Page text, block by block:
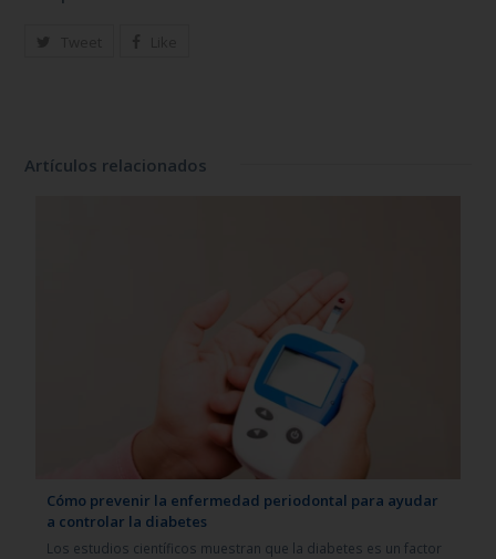
Artículos relacionados
Cómo prevenir la enfermedad periodontal para ayudar
a controlar la diabetes
Los estudios científicos muestran que la diabetes es un factor